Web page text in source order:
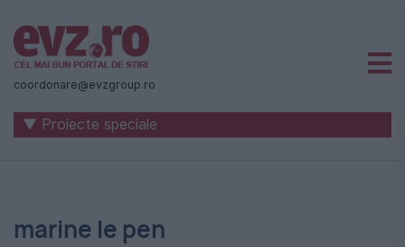
Știri
naționale
internaționale
-
coordonare@evzgroup.ro
▼ Proiecte speciale
marine le pen